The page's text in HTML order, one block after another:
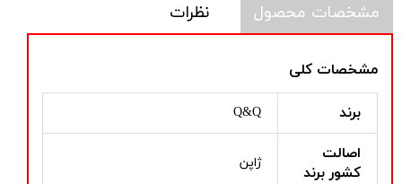
مشخصات محصول نظرات
مشخصات کلی
برند Q&Q
اصالت
کشور برند
ژاپن